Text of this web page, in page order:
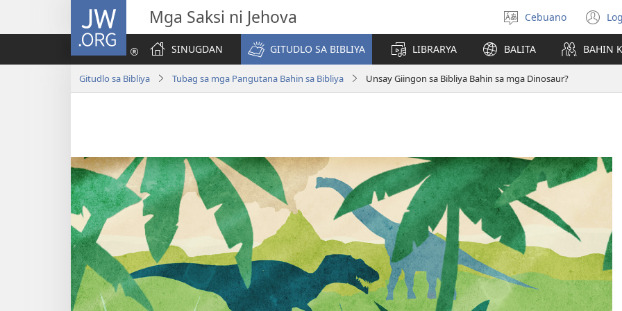
JW.ORG Mga Saksi ni Jehova
Pagpilig
pinulongan
Cebuano
SINUGDAN
GITUDLO SA BIBLIYA LIBRARYA BALITA BAHIN
Gitudlo sa Bibliya Tubag sa mga Pangutana Bahin sa Bibliya Unsay Giingon sa Bibliya Bahin sa mga Dinosaur?